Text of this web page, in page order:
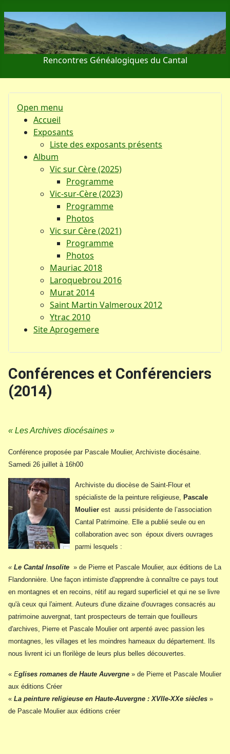
Rencontres Généalogiques du Cantal
Open menu
Accueil
Exposants
Liste des exposants présents
Album
Vic sur Cère (2025)
Programme
Vic-sur-Cère (2023)
Programme
Photos
Vic sur Cère (2021)
Programme
Photos
Mauriac 2018
Laroquebrou 2016
Murat 2014
Saint Martin Valmeroux 2012
Ytrac 2010
Site Aprogemere
Conférences et Conférenciers
(2014)
« Les Archives diocésaines »
Conférence proposée par Pascale Moulier, Archiviste diocésaine.
Samedi 26 juillet à 16h00
Archiviste du diocèse de Saint-Flour et
spécialiste de la peinture religieuse, Pascale
Moulier est aussi présidente de l’association
Cantal Patrimoine. Elle a publié seule ou en
collaboration avec son époux divers ouvrages
parmi lesquels :
« Le Cantal Insolite » de Pierre et Pascale Moulier, aux éditions de La
Flandonnière. Une façon intimiste d'apprendre à connaître ce pays tout
en montagnes et en recoins, rétif au regard superficiel et qui ne se livre
qu'à ceux qui l'aiment. Auteurs d'une dizaine d'ouvrages consacrés au
patrimoine auvergnat, tant prospecteurs de terrain que fouilleurs
d'archives, Pierre et Pascale Moulier ont arpenté avec passion les
montagnes, les villages et les moindres hameaux du département. Ils
nous livrent ici un florilège de leurs plus belles découvertes.
« Eglises romanes de Haute Auvergne » de Pierre et Pascale Moulier
aux éditions Créer
« La peinture religieuse en Haute-Auvergne : XVIIe-XXe siècles »
de Pascale Moulier aux éditions créer